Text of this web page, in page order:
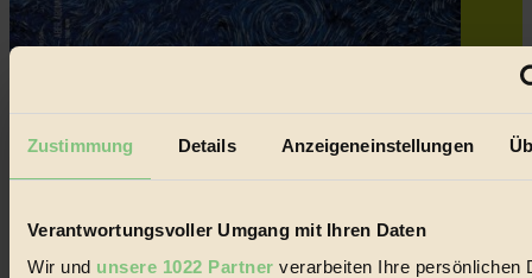
Zustimmung Details Anzeigeneinstellungen
Verantwortungsvoller Umgang mit Ihren Daten
Wir und unsere 1022 Partner verarbeiten Ihre persönlichen